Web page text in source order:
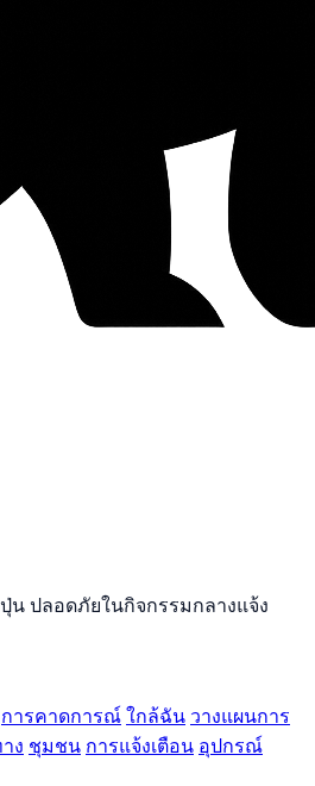
ปลอดภัยในกิจกรรมกลางแจ้ง
การคาดการณ์ใกล้ฉัน วางแผนการ
ง ชุมชน การแจ้งเตือน อุปกรณ์